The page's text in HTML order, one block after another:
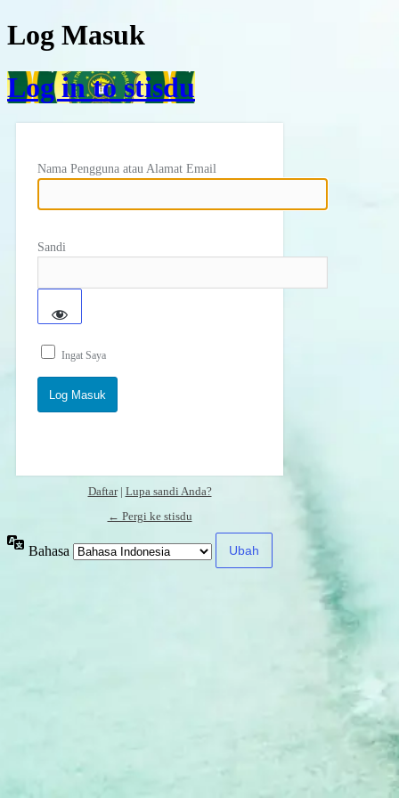
Log Masuk
Log in to stisdu
Nama Pengguna atau Alamat Email
Sandi
Ingat Saya
Daftar| Lupa sandi Anda?
← Pergi ke stisdu
Bahasa